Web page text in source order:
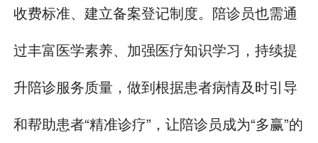
收费标准、建立备案登记制度。陪诊员也需通
过丰富医学素养、加强医疗知识学习，持续提
升陪诊服务质量，做到根据患者病情及时引导
和帮助患者“精准诊疗”，让陪诊员成为“多赢”的